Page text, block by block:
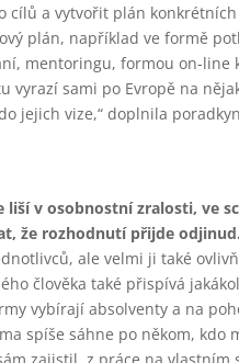
a vytvořit plán
plán, například ve formě
mentoringu, formou on-line
vyrazí sami po Evropě na
jejich vize,“ doplnila
v osobnostní zralosti, ve
že rozhodnutí přijde odjinud.
ale velmi ji také
člověka také přispívá
vybírají absolventy a na
spíše sáhne po někom, kdo